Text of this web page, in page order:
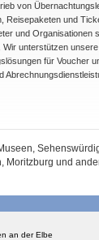
von
Reisepaketen und
und Organisationen
Wir unterstützen
für Voucher
Moritzburg und
an der Elbe